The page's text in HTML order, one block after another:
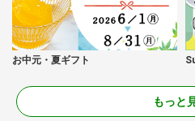
お中元・夏ギフト
もっと